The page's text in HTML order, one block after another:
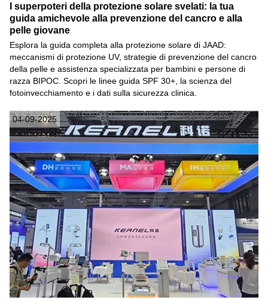
I superpoteri della protezione solare svelati: la tua
guida amichevole alla prevenzione del cancro e alla
pelle giovane
Esplora la guida completa alla protezione solare di JAAD:
meccanismi di protezione UV, strategie di prevenzione del cancro
della pelle e assistenza specializzata per bambini e persone di
razza BIPOC. Scopri le linee guida SPF 30+, la scienza del
fotoinvecchiamento e i dati sulla sicurezza clinica.
04-09-2025